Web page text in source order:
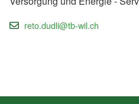
reto.dudli@tb-wil.ch